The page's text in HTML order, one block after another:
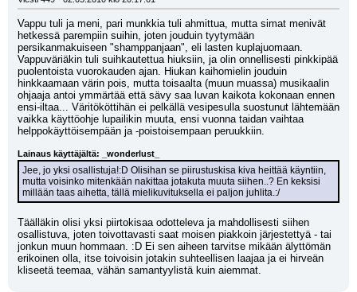
Vappu tuli ja meni, pari munkkia tuli ahmittua, mutta simat menivät
hetkessä parempiin suihin, joten jouduin tyytymään
persikanmakuiseen "shamppanjaan", eli lasten kuplajuomaan.
Vappuväriäkin tuli suihkautettua hiuksiin, ja olin onnellisesti pinkkipää
puolentoista vuorokauden ajan. Hiukan kaihomielin jouduin
hinkkaamaan värin pois, mutta toisaalta (muun muassa) musikaalin
ohjaaja antoi ymmärtää että sävy saa luvan kaikota kokonaan ennen
ensi-iltaa... Väritököttihän ei pelkällä vesipesulla suostunut lähtemään
vaikka käyttöohje lupailikin muuta, ensi vuonna taidan vaihtaa
helppokäyttöisempään ja -poistoisempaan peruukkiin.
Lainaus käyttäjältä: _wonderlust_
Jee, jo yksi osallistuja!:D Olisihan se piirustuskisa kiva heittää käyntiin,
mutta voisinko mitenkään nakittaa jotakuta muuta siihen..? En keksisi
millään taas aihetta, tällä mielikuvituksella ei paljon juhlita.:/
Täälläkin olisi yksi piirtokisaa odotteleva ja mahdollisesti siihen
osallistuva, joten toivottavasti saat moisen piakkoin järjestettyä - tai
jonkun muun hommaan. :D Ei sen aiheen tarvitse mikään älyttömän
erikoinen olla, itse toivoisin jotakin suhteellisen laajaa ja ei hirveän
kliseetä teemaa, vähän samantyylistä kuin aiemmat.